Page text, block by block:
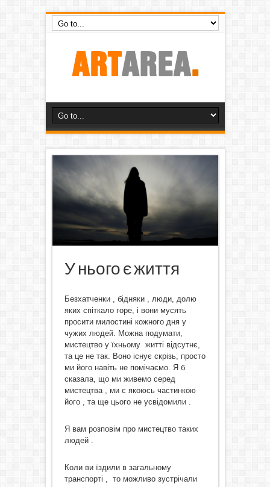
У нього є життя
Безхатченки , бідняки , люди, долю
яких спіткало горе, і вони мусять
просити милостині кожного дня у
чужих людей. Можна подумати,
мистецтво у їхньому житті відсутнє,
та це не так. Воно існує скрізь, просто
ми його навіть не помічаємо. Я б
сказала, що ми живемо серед
мистецтва , ми є якоюсь частинкою
його , та ще цього не усвідомили .
Я вам розповім про мистецтво таких
людей .
Коли ви їздили в загальному
транспорті , то можливо зустрічали